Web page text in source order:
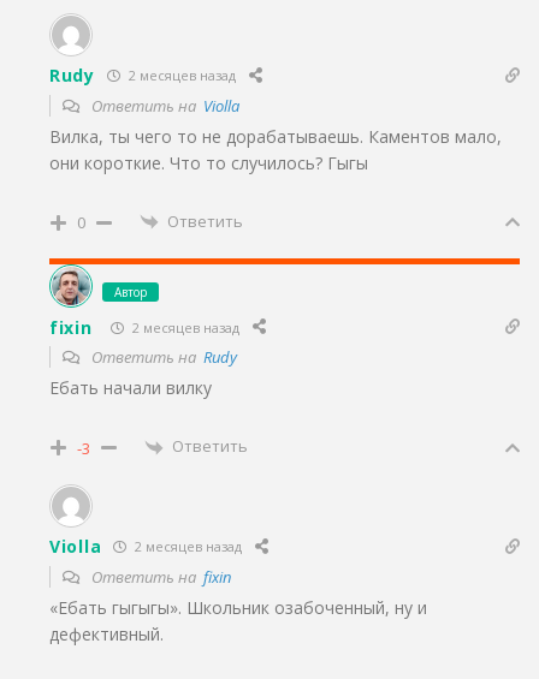
Rudy 2 месяцев назад
Ответить на Violla
Вилка, ты чего то не дорабатываешь. Каментов мало,
они короткие. Что то случилось? Гыгы
0 Ответить
Автор
fixin 2 месяцев назад
Ответить на Rudy
Ебать начали вилку
-3 Ответить
Violla 2 месяцев назад
Ответить на fixin
«Ебать гыгыгы». Школьник озабоченный, ну и
дефективный.